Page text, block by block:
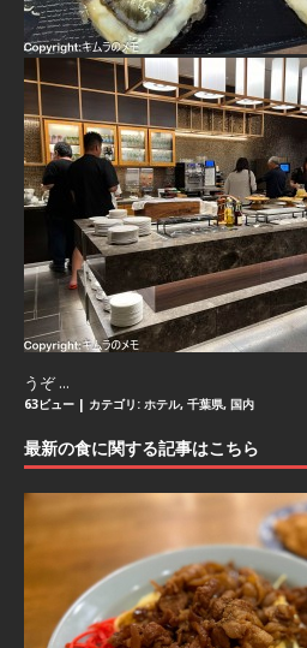
うぞ ...
63ビュー | カテゴリ: ホテル, 千葉県, 国内
最新の食に関する記事はこちら